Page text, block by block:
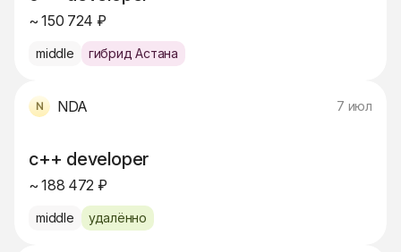
~ 150 724 ₽
middle гибрид Астана
NDA 7 июл
c++ developer
~ 188 472 ₽
middle удалённо